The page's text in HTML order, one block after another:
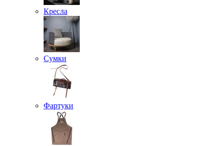
Кресла
Сумки
Фартуки